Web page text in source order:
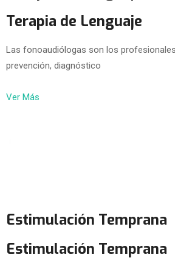
Terapia de Lenguaje
Las fonoaudiólogas son los
prevención, diagnóstico
Ver Más
Estimulación Temprana
Estimulación Temprana